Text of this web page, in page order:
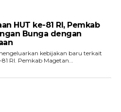
HUT ke-81 RI, Pemkab
Bunga dengan
kebijakan baru terkait
perayaan memerihkan HUT ke-81 RI. Pemkab Magetan...